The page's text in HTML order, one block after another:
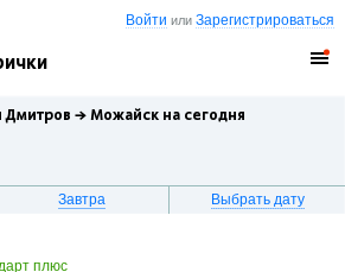
Войти илиЗарегистрироваться
Дмитров → Можайск на сегодня
Завтра Выбрать дату
плюс